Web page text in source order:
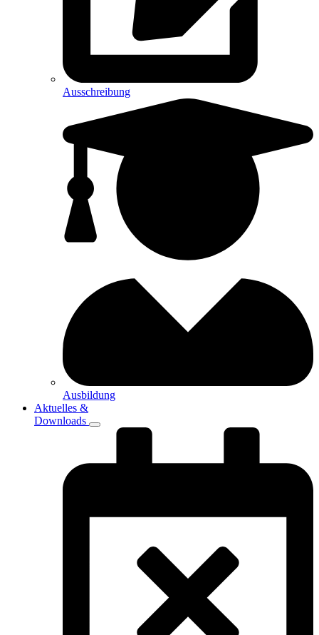
Ausschreibung
Ausbildung
Aktuelles &
Downloads